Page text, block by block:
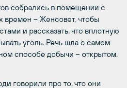
собрались в помещении с
времен – Женсовет, чтобы
и рассказать, что вплотную
уголь. Речь шла о самом
способе добычи – открытом,
говорили про то, что они